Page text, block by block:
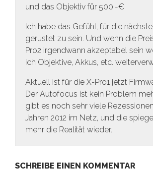
und das Objektiv für 500.-€
Ich habe das Gefühl, für die
gerüstet zu sein. Und wenn die
Pro2 irgendwann akzeptabel sein
ich Objektive, Akkus, etc.
Aktuell ist für die X-Pro1 jetzt
Der Autofocus ist kein Problem
gibt es noch sehr viele
Jahren 2012 im Netz, und die
mehr die Realität wieder.
SCHREIBE EINEN KOMMENTAR